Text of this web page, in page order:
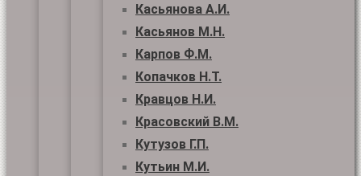
Касьянова А.И.
Касьянов М.Н.
Карпов Ф.М.
Копачков Н.Т.
Кравцов Н.И.
Красовский В.М.
Кутузов Г.П.
Кутьин М.И.